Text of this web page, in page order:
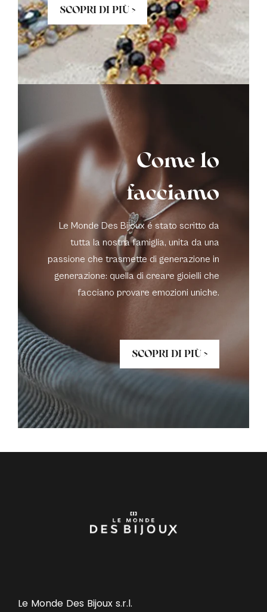
SCOPRI DI PIÙ >
Come lo
facciamo
Le Monde Des Bijoux é stato scritto da
tutta la nostra famiglia, unita da una
passione che trasmette di generazione in
generazione: quella di creare gioielli che
facciano provare emozioni uniche.
SCOPRI DI PIÙ >
Le Monde Des Bijoux s.r.l.